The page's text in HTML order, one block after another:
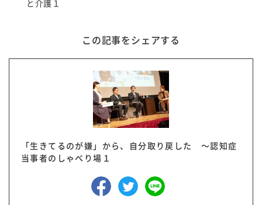
と介護１
この記事をシェアする
「生きてるのが嫌」から、自分取り戻した ～認知症
当事者のしゃべり場１